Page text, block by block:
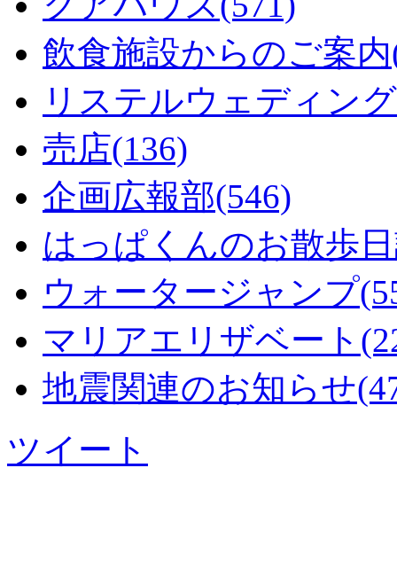
飲食施設からのご案内
リステルウェディン
売店(136)
企画広報部(546)
はっぱくんのお散歩
ウォータージャンプ
マリアエリザベート
地震関連のお知らせ
ツイート